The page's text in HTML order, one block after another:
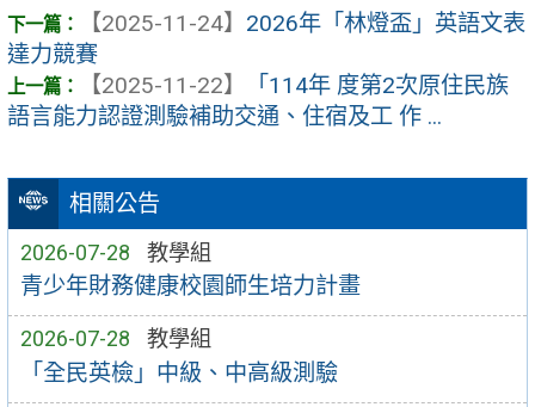
相關公告
2026-07-28 教學組
青少年財務健康校園師生培力計畫
2026-07-28 教學組
「全民英檢」中級、中高級測驗
【2025-11-24】 2026年「林燈盃」英語文表
達力競賽
【2025-11-22】
「114年 度第2次原住民族
語言能力認證測驗補助交通、住宿及工 作 ...